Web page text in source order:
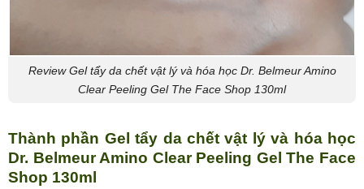
Review Gel tẩy da chết vật lý và hóa học Dr. Belmeur Amino
Clear Peeling Gel The Face Shop 130ml
Thành phần Gel tẩy da chết vật lý và hóa học
Dr. Belmeur Amino Clear Peeling Gel The Face
Shop 130ml